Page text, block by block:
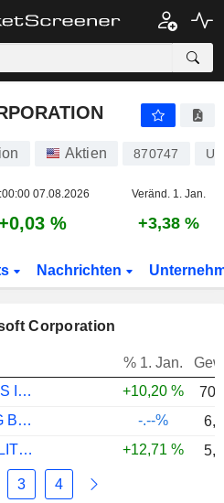
Aktien 870747
07.08.2026 Veränd. 1. Jan.
% +3,38 %
Nachrichten
Corporation
% 1. Jan.
NOMURA NEXT FUNDS INTERNATIONAL EQUITY MSCI-KOKUSAI (YEN-HEDGED) ETF - JPY
+10,20 %
LYXOR MSCI USA ESG BROAD CTB (DR) UCITS ETF - DIST - EUR
-.--%
HSBC MSCI USA QUALITY UCITS ETF - USD
+12,71 %
3 4